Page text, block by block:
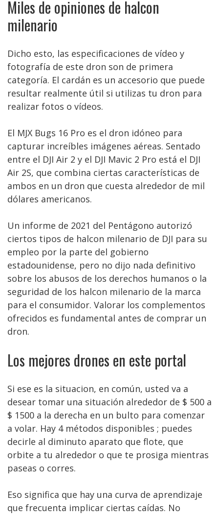
Miles de opiniones de halcon
milenario
Dicho esto, las especificaciones de vídeo y
fotografía de este dron son de primera
categoría. El cardán es un accesorio que puede
resultar realmente útil si utilizas tu dron para
realizar fotos o vídeos.
El MJX Bugs 16 Pro es el dron idóneo para
capturar increíbles imágenes aéreas. Sentado
entre el DJI Air 2 y el DJI Mavic 2 Pro está el DJI
Air 2S, que combina ciertas características de
ambos en un dron que cuesta alrededor de mil
dólares americanos.
Un informe de 2021 del Pentágono autorizó
ciertos tipos de halcon milenario de DJI para su
empleo por la parte del gobierno
estadounidense, pero no dijo nada definitivo
sobre los abusos de los derechos humanos o la
seguridad de los halcon milenario de la marca
para el consumidor. Valorar los complementos
ofrecidos es fundamental antes de comprar un
dron.
Los mejores drones en este portal
Si ese es la situacion, en común, usted va a
desear tomar una situación alrededor de $ 500 a
$ 1500 a la derecha en un bulto para comenzar
a volar. Hay 4 métodos disponibles ; puedes
decirle al diminuto aparato que flote, que
orbite a tu alrededor o que te prosiga mientras
paseas o corres.
Eso significa que hay una curva de aprendizaje
que frecuenta implicar ciertas caídas. No